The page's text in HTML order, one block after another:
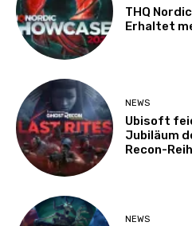
THQ
Erhaltet
NEWS
Ubisoft
Jubiläum
Recon-
NEWS